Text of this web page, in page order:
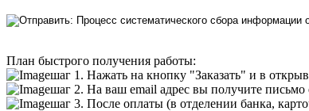
План быстрого получения работы:
шаг 1. Нажать на кнопку "Заказать" и в
шаг 2. На ваш email адрес вы получите письмо
шаг 3. После оплаты (в отделении банка,